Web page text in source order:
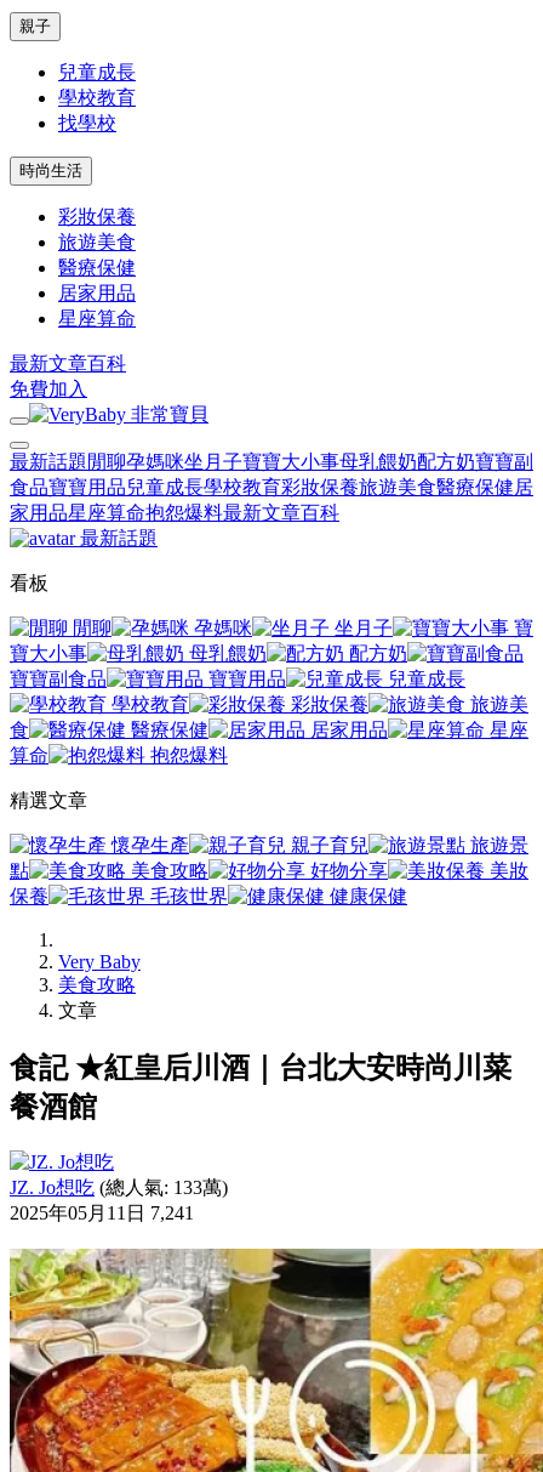
親子
兒童成長
學校教育
找學校
時尚生活
彩妝保養
旅遊美食
醫療保健
居家用品
星座算命
最新文章百科
免費加入
最新話題 閒聊孕媽咪坐月子寶寶大小事母乳餵奶配方奶寶寶副
食品寶寶用品兒童成長學校教育彩妝保養旅遊美食醫療保健居
家用品星座算命抱怨爆料最新文章百科
最新話題
看板
閒聊 孕媽咪 坐月子
寶
寶大小事
母乳餵奶
配方奶
寶寶副食品
寶寶用品
兒童成長
學校教育
彩妝保養
旅遊美
食
醫療保健 居家用品
星座
算命
抱怨爆料
精選文章
懷孕生產 親子育兒
旅遊景
點
美食攻略 好物分享
美妝
保養
毛孩世界 健康保健
Very Baby
美食攻略
文章
食記 ★紅皇后川酒｜台北大安時尚川菜
餐酒館
JZ. Jo想吃 (總人氣: 133萬)
2025年05月11日 7,241